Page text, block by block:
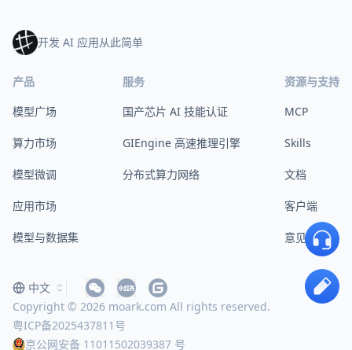
开发 AI 应用从此简单
产品
模型广场
算力市场
模型微调
应用市场
模型与数据集
服务
国产芯片 AI 技能认证
GIEngine 高速推理引擎
分布式算力网络
资源与支持
MCP
Skills
文档
客户端
意见反馈
Copyright © 2026 moark.com All rights reserved.
粤ICP备2025437811号
京公网安备 11011502039387 号
中文